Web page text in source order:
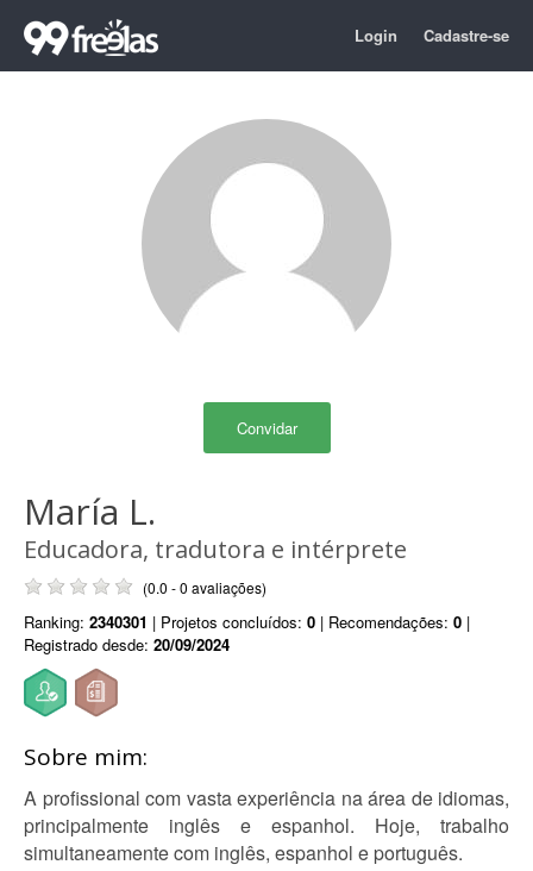
Login Cadastre-se
Convidar
María L.
Educadora, tradutora e intérprete
(0.0 - 0 avaliações)
Ranking: 2340301 | Projetos concluídos: 0 | Recomendações: 0 |
Registrado desde: 20/09/2024
Sobre mim:
A profissional com vasta experiência na área de idiomas,
principalmente inglês e espanhol. Hoje, trabalho
simultaneamente com inglês, espanhol e português.